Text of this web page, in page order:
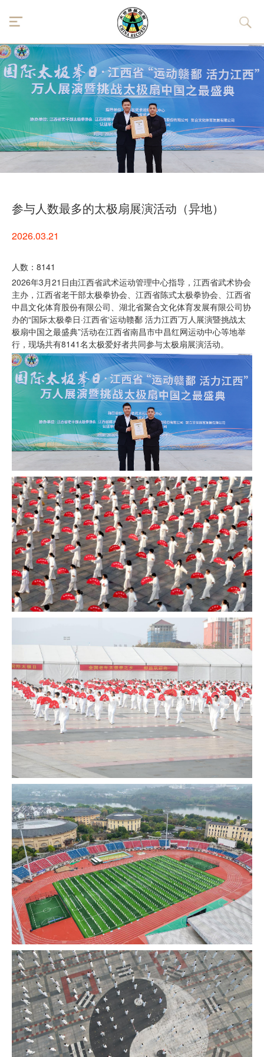
参与人数最多的太极扇展演活动（异地）
2026.03.21
人数：8141
2026年3月21日由江西省武术运动管理中心指导，江西省武术协会
主办，江西省老干部太极拳协会、江西省陈式太极拳协会、江西省
中昌文化体育股份有限公司、湖北省聚合文化体育发展有限公司协
办的“国际太极拳日·江西省‘运动赣鄱 活力江西’万人展演暨挑战太
极扇中国之最盛典”活动在江西省南昌市中昌红网运动中心等地举
行，现场共有8141名太极爱好者共同参与太极扇展演活动。